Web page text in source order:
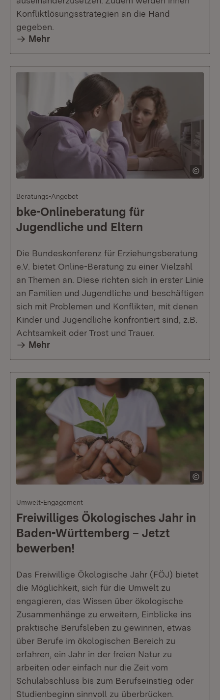
Konfliktlösungsstrategien an die Hand
gegeben.
Mehr
Beratungs-Angebot
bke-Onlineberatung für
Jugendliche und Eltern
Die Bundeskonferenz für Erziehungsberatung
e.V. bietet Online-Beratung zu einer Vielzahl
an Themen an. Diese richten sich in erster Linie
an Familien und Jugendliche und beschäftigen
sich mit Problemen und Konflikten, mit denen
Kinder und Jugendliche konfrontiert sind, z.B.
Achtsamkeit oder Trost und Trauer.
Mehr
Umwelt-Engagement
Freiwilliges Ökologisches Jahr in
Baden-Württemberg – Jetzt
bewerben!
Das Freiwillige Ökologische Jahr (FÖJ) bietet
die Möglichkeit, sich für die Umwelt zu
engagieren, das Wissen über ökologische
Zusammenhänge zu erweitern, Einblicke ins
praktische Berufsleben zu gewinnen, etwas
über Berufe im ökologischen Bereich zu
erfahren, ein Jahr in der freien Natur zu
arbeiten oder einfach nur die Zeit vom
Schulabschluss bis zum Berufseinstieg oder
Studienbeginn sinnvoll zu überbrücken.